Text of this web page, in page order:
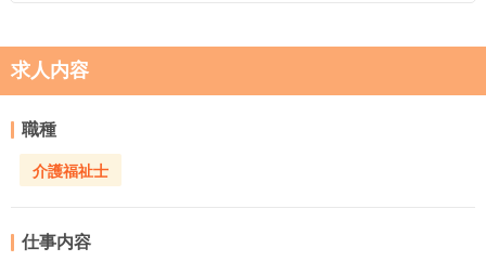
求人内容
職種
介護福祉士
仕事内容